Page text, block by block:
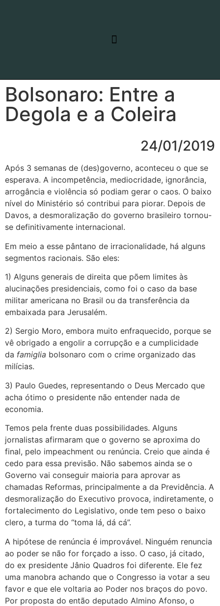
Bolsonaro: Entre a
Degola e a Coleira
24/01/2019
Após 3 semanas de (des)governo, aconteceu o que se
esperava. A incompetência, mediocridade, ignorância,
arrogância e violência só podiam gerar o caos. O baixo
nível do Ministério só contribui para piorar. Depois de
Davos, a desmoralização do governo brasileiro tornou-
se definitivamente internacional.
Em meio a esse pântano de irracionalidade, há alguns
segmentos racionais. São eles:
1) Alguns generais de direita que põem limites às
alucinações presidenciais, como foi o caso da base
militar americana no Brasil ou da transferência da
embaixada para Jerusalém.
2) Sergio Moro, embora muito enfraquecido, porque se
vê obrigado a engolir a corrupção e a cumplicidade
da famiglia bolsonaro com o crime organizado das
milícias.
3) Paulo Guedes, representando o Deus Mercado que
acha ótimo o presidente não entender nada de
economia.
Temos pela frente duas possibilidades. Alguns
jornalistas afirmaram que o governo se aproxima do
final, pelo impeachment ou renúncia. Creio que ainda é
cedo para essa previsão. Não sabemos ainda se o
Governo vai conseguir maioria para aprovar as
chamadas Reformas, principalmente a da Previdência. A
desmoralização do Executivo provoca, indiretamente, o
fortalecimento do Legislativo, onde tem peso o baixo
clero, a turma do “toma lá, dá cá”.
A hipótese de renúncia é improvável. Ninguém renuncia
ao poder se não for forçado a isso. O caso, já citado,
do ex presidente Jânio Quadros foi diferente. Ele fez
uma manobra achando que o Congresso ia votar a seu
favor e que ele voltaria ao Poder nos braços do povo.
Por proposta do então deputado Almino Afonso, o